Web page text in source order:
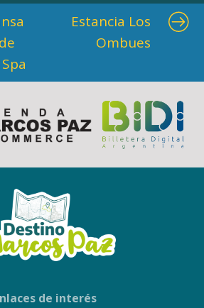
Estancia Los
Ombues
de interés